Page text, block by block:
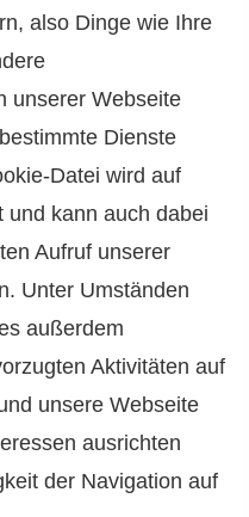
also Dinge wie Ihre
unserer Webseite
Dienste
Datei wird auf
und kann auch dabei
Aufruf unserer
Unter Umständen
außerdem
Aktivitäten auf
unsere Webseite
ausrichten
der Navigation auf